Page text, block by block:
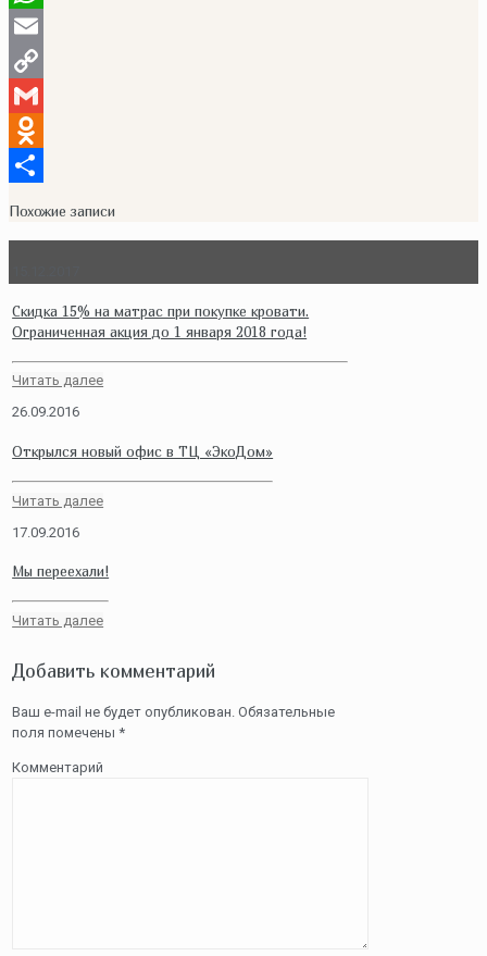
WhatsApp
Email
Copy
Link
Gmail
Odnoklassniki
Похожие записи
Скидка 15% на матрас при покупке кровати.
Ограниченная акция до 1 января 2018 года!
Читать далее
26.09.2016
Открылся новый офис в ТЦ «ЭкоДом»
Читать далее
17.09.2016
Мы переехали!
Читать далее
Добавить комментарий
Ваш e-mail не будет опубликован. Обязательные
поля помечены*
Комментарий